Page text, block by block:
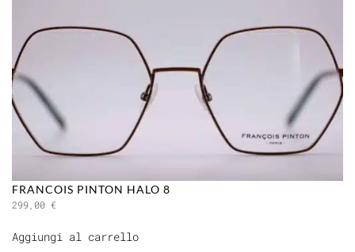
FRANCOIS PINTON HALO 8
299,00 €
Aggiungi al carrello